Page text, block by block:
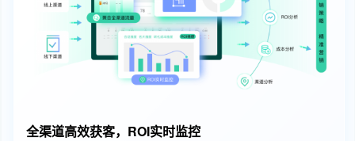
全渠道高效获客，ROI实时监控